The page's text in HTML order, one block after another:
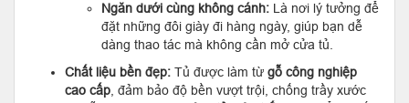
Ngăn dưới cùng không cánh: Là nơi lý tưởng để
đặt những đôi giày đi hàng ngày, giúp bạn dễ
dàng thao tác mà không cần mở cửa tủ.
Chất liệu bền đẹp: Tủ được làm từ gỗ công nghiệp
cao cấp , đảm bảo độ bền vượt trội, chống trầy xước